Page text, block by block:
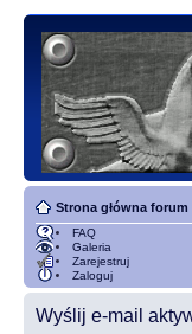
Strona główna forum
FAQ
Galeria
Zarejestruj
Zaloguj
Wyślij e-mail